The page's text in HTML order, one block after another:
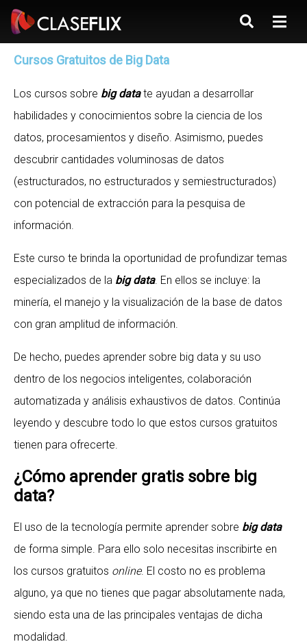
Cursos Gratuitos de Big Data
Los cursos sobre big datate ayudan a desarrollar
habilidades y conocimientos sobre la ciencia de los
datos, procesamientos y diseño. Asimismo, puedes
descubrir cantidades voluminosas de datos
(estructurados, no estructurados y semiestructurados)
con potencial de extracción para la pesquisa de
información.
Este curso te brinda la oportunidad de profundizar temas
especializados de la big data. En ellos se incluye: la
minería, el manejo y la visualización de la base de datos
con gran amplitud de información.
De hecho, puedes aprender sobre big data y su uso
dentro de los negocios inteligentes, colaboración
automatizada y análisis exhaustivos de datos. Continúa
leyendo y descubre todo lo que estos cursos gratuitos
tienen para ofrecerte.
¿Cómo aprender gratis sobre big
data?
El uso de la tecnología permite aprender sobre big data
de forma simple. Para ello solo necesitas inscribirte en
los cursos gratuitos online. El costo no es problema
alguno, ya que no tienes que pagar absolutamente nada,
siendo esta una de las principales ventajas de dicha
modalidad.